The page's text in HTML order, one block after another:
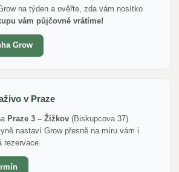
na týden a ověřte, zda vám nosítko
vám půjčovné vrátíme!
Grow
v Praze
Praze 3 – Žižkov (Biskupcova 37).
nastaví Grow přesně na míru vám i
rezervace.